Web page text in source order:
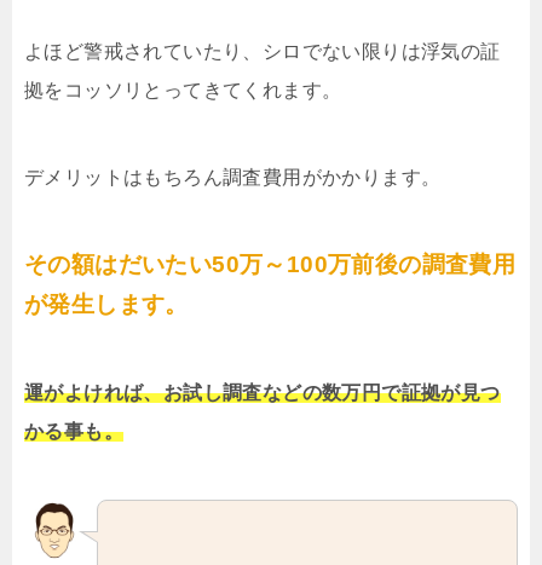
よほど警戒されていたり、シロでない限りは浮気の証
拠をコッソリとってきてくれます。
デメリットはもちろん調査費用がかかります。
その額はだいたい50万～100万前後の調査費用
が発生します。
運がよければ、お試し調査などの数万円で証拠が見つ
かる事も。